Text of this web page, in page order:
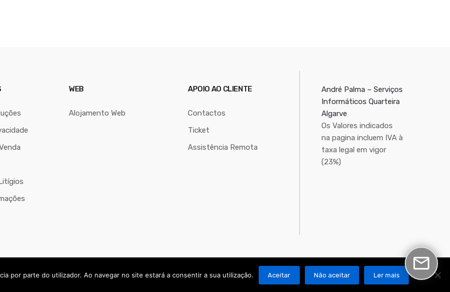
WEB
Alojamento Web
APOIO AO CLIENTE
Contactos
Ticket
Assistência Remota
André Palma – Serviços
Informáticos Quarteira
Algarve
Os Valores indicados
na pagina incluem IVA à
taxa legal em vigor
(23%)
Algarve
por parte do utilizador. Ao navegar no site estará a consentir a sua utilização. Aceitar Não aceitar Ler mais